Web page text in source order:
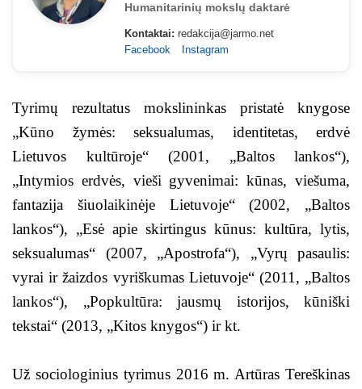
Humanitarinių mokslų daktarė
Kontaktai: redakcija@jarmo.net
Facebook
Instagram
Tyrimų rezultatus mokslininkas pristatė knygose
„Kūno žymės: seksualumas, identitetas, erdvė
Lietuvos kultūroje“ (2001, „Baltos lankos“),
„Intymios erdvės, vieši gyvenimai: kūnas, viešuma,
fantazija šiuolaikinėje Lietuvoje“ (2002, „Baltos
lankos“), „Esė apie skirtingus kūnus: kultūra, lytis,
seksualumas“ (2007, „Apostrofa“), „Vyrų pasaulis:
vyrai ir žaizdos vyriškumas Lietuvoje“ (2011, „Baltos
lankos“), „Popkultūra: jausmų istorijos, kūniški
tekstai“ (2013, „Kitos knygos“) ir kt.
Už sociologinius tyrimus 2016 m. Artūras Tereškinas